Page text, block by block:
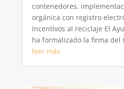
contenedores,
orgánica con registro
incentivos al reciclaje El
ha formalizado la firma del
leer más